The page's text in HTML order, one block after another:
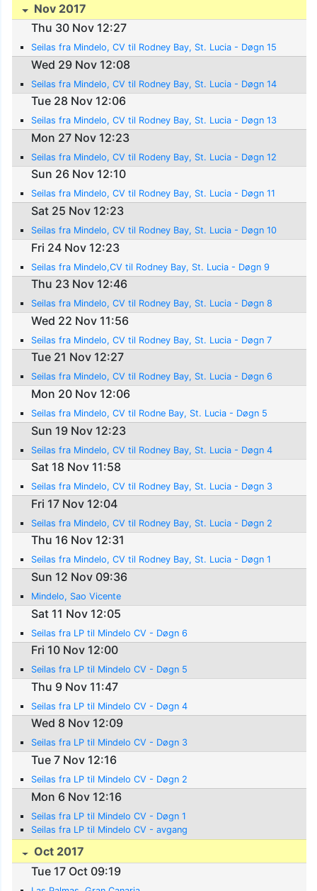
Nov 2017
Thu 30 Nov 12:27
Seilas fra Mindelo, CV til Rodney Bay, St. Lucia - Døgn 15
Wed 29 Nov 12:08
Seilas fra Mindelo, CV til Rodney Bay, St. Lucia - Døgn 14
Tue 28 Nov 12:06
Seilas fra Mindelo, CV til Rodney Bay, St. Lucia - Døgn 13
Mon 27 Nov 12:23
Seilas fra Mindelo, CV til Rodeny Bay, St. Lucia - Døgn 12
Sun 26 Nov 12:10
Seilas fra Mindelo, CV til Rodney Bay, St. Lucia - Døgn 11
Sat 25 Nov 12:23
Seilas fra Mindelo, CV til Rodney Bay, St. Lucia - Døgn 10
Fri 24 Nov 12:23
Seilas fra Mindelo,CV til Rodney Bay, St. Lucia - Døgn 9
Thu 23 Nov 12:46
Seilas fra Mindelo, CV til Rodney Bay, St. Lucia - Døgn 8
Wed 22 Nov 11:56
Seilas fra Mindelo, CV til Rodney Bay, St. Lucia - Døgn 7
Tue 21 Nov 12:27
Seilas fra Mindelo, CV til Rodney Bay, St. Lucia - Døgn 6
Mon 20 Nov 12:06
Seilas fra Mindelo, CV til Rodne Bay, St. Lucia - Døgn 5
Sun 19 Nov 12:23
Seilas fra Mindelo, CV til Rodney Bay, St. Lucia - Døgn 4
Sat 18 Nov 11:58
Seilas fra Mindelo, CV til Rodney Bay, St. Lucia - Døgn 3
Fri 17 Nov 12:04
Seilas fra Mindelo, CV til Rodney Bay, St. Lucia - Døgn 2
Thu 16 Nov 12:31
Seilas fra Mindelo, CV til Rodney Bay, St. Lucia - Døgn 1
Sun 12 Nov 09:36
Mindelo, Sao Vicente
Sat 11 Nov 12:05
Seilas fra LP til Mindelo CV - Døgn 6
Fri 10 Nov 12:00
Seilas fra LP til Mindelo CV - Døgn 5
Thu 9 Nov 11:47
Seilas fra LP til Mindelo CV - Døgn 4
Wed 8 Nov 12:09
Seilas fra LP til Mindelo CV - Døgn 3
Tue 7 Nov 12:16
Seilas fra LP til Mindelo CV - Døgn 2
Mon 6 Nov 12:16
Seilas fra LP til Mindelo CV - Døgn 1
Seilas fra LP til Mindelo CV - avgang
Oct 2017
Tue 17 Oct 09:19